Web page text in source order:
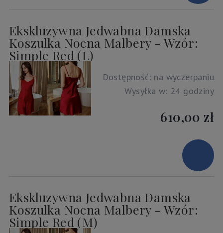
Ekskluzywna Jedwabna Damska
Koszulka Nocna Malbery - Wzór:
Simple Red (L)
Dostępność: na wyczerpaniu
Wysyłka w: 24 godziny
610,00 zł
Ekskluzywna Jedwabna Damska
Koszulka Nocna Malbery - Wzór:
Simple Red (M)